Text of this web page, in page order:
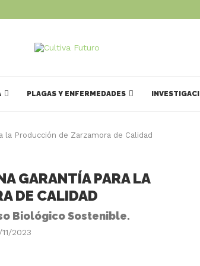
Y...
PLAGAS Y ENFERMEDADES
la Producción de Zarzamora de Calidad
GARANTÍA PARA LA
DE CALIDAD
Biológico Sostenible.
2023